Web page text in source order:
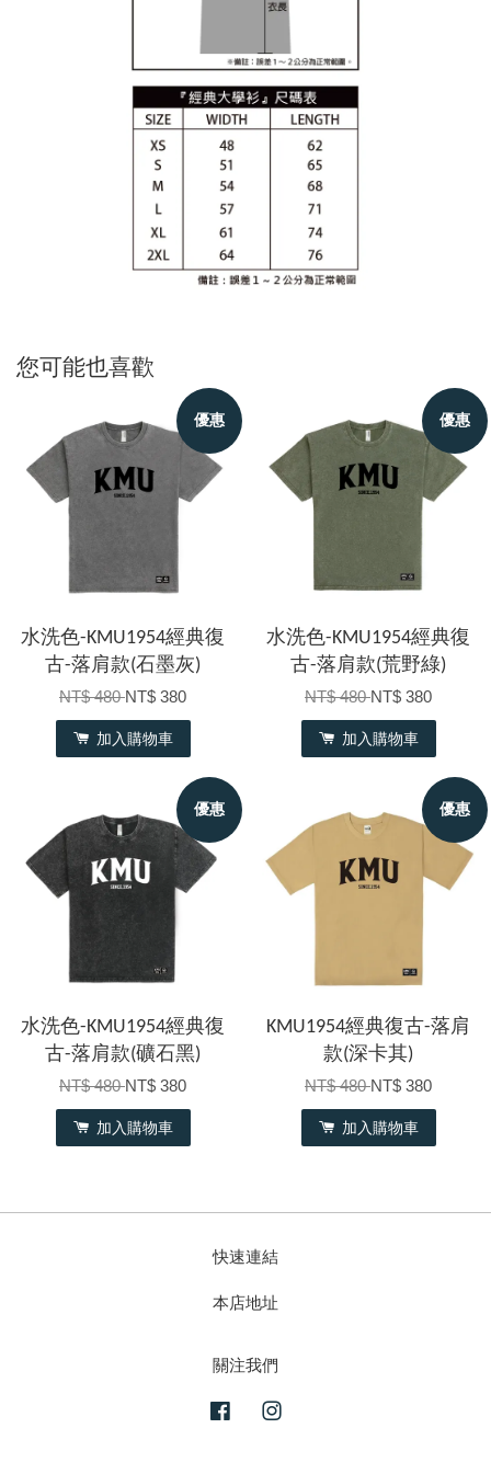
您可能也喜歡
優惠
水洗色-KMU1954經典復
古-落肩款(石墨灰)
NT$ 480NT$ 380
加入購物車
優惠
水洗色-KMU1954經典復
古-落肩款(荒野綠)
NT$ 480NT$ 380
加入購物車
優惠
水洗色-KMU1954經典復
古-落肩款(礦石黑)
NT$ 480NT$ 380
加入購物車
優惠
KMU1954經典復古-落肩
款(深卡其)
NT$ 480NT$ 380
加入購物車
快速連結
本店地址
關注我們
Facebook